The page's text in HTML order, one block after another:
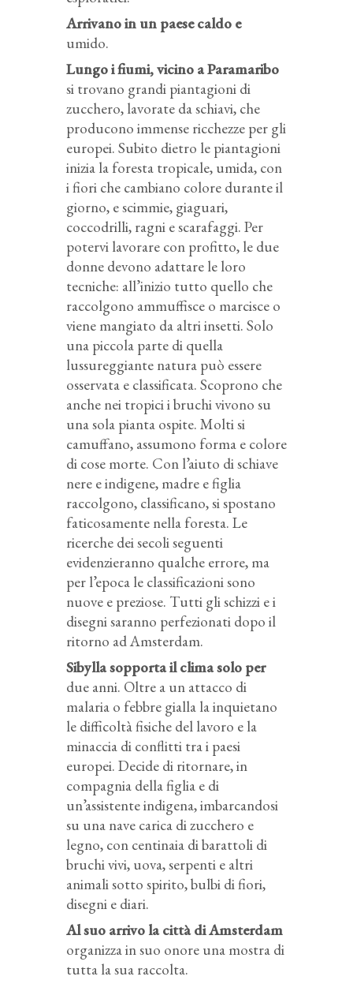
Arrivano in un paese caldo e
umido.
Lungo i fiumi, vicino a Paramaribo
si trovano grandi piantagioni di
zucchero, lavorate da schiavi, che
producono immense ricchezze per gli
europei. Subito dietro le piantagioni
inizia la foresta tropicale, umida, con
i fiori che cambiano colore durante il
giorno, e scimmie, giaguari,
coccodrilli, ragni e scarafaggi. Per
potervi lavorare con profitto, le due
donne devono adattare le loro
tecniche: all’inizio tutto quello che
raccolgono ammuffisce o marcisce o
viene mangiato da altri insetti. Solo
una piccola parte di quella
lussureggiante natura può essere
osservata e classificata. Scoprono che
anche nei tropici i bruchi vivono su
una sola pianta ospite. Molti si
camuffano, assumono forma e colore
di cose morte. Con l’aiuto di schiave
nere e indigene, madre e figlia
raccolgono, classificano, si spostano
faticosamente nella foresta. Le
ricerche dei secoli seguenti
evidenzieranno qualche errore, ma
per l’epoca le classificazioni sono
nuove e preziose. Tutti gli schizzi e i
disegni saranno perfezionati dopo il
ritorno ad Amsterdam.
Sibylla sopporta il clima solo per
due anni. Oltre a un attacco di
malaria o febbre gialla la inquietano
le difficoltà fisiche del lavoro e la
minaccia di conflitti tra i paesi
europei. Decide di ritornare, in
compagnia della figlia e di
un’assistente indigena, imbarcandosi
su una nave carica di zucchero e
legno, con centinaia di barattoli di
bruchi vivi, uova, serpenti e altri
animali sotto spirito, bulbi di fiori,
disegni e diari.
Al suo arrivo la città di Amsterdam
organizza in suo onore una mostra di
tutta la sua raccolta.